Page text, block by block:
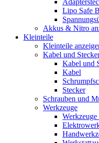
Lipo Safe
Akkus & Nitro
Kleinteile
Kleinteile
Kabel und
Kabel und
Kabel
Stecker
Schrauben und
Werkzeuge
Werkzeuge